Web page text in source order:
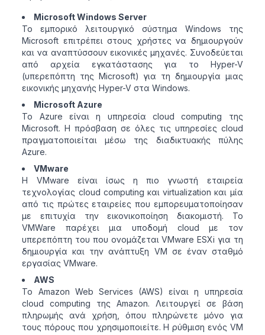
Microsoft Windows Server
Το εμπορικό λειτουργικό σύστημα Windows της
Microsoft επιτρέπει στους χρήστες να δημιουργούν
και να αναπτύσσουν εικονικές μηχανές. Συνοδεύεται
από αρχεία εγκατάστασης για το Hyper-V
(υπερεπόπτη της Microsoft) για τη δημιουργία μιας
εικονικής μηχανής Hyper-V στα Windows.
Microsoft Azure
Το Azure είναι η υπηρεσία cloud computing της
Microsoft. H πρόσβαση σε όλες τις υπηρεσίες cloud
πραγματοποιείται μέσω της διαδικτυακής πύλης
Azure.
VMware
Η VMware είναι ίσως η πιο γνωστή εταιρεία
τεχνολογίας cloud computing και virtualization και μία
από τις πρώτες εταιρείες που εμπορευματοποίησαν
με επιτυχία την εικονικοποίηση διακομιστή. Το
VMWare παρέχει μια υποδομή cloud με τον
υπερεπόπτη του που ονομάζεται VMware ESXi για τη
δημιουργία και την ανάπτυξη VM σε έναν σταθμό
εργασίας VMware.
AWS
Το Amazon Web Services (AWS) είναι η υπηρεσία
cloud computing της Amazon. Λειτουργεί σε βάση
πληρωμής ανά χρήση, όπου πληρώνετε μόνο για
τους πόρους που χρησιμοποιείτε. Η ρύθμιση ενός VM